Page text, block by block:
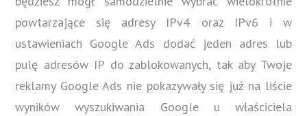
powtarzające się adresy IPv4 oraz IPv6 i w
ustawieniach Google Ads dodać jeden adres lub
pulę adresów IP do zablokowanych, tak aby Twoje
reklamy Google Ads nie pokazywały się już na liście
wyników wyszukiwania Google u właściciela